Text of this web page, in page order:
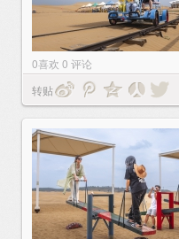
0喜欢 0 评论
转贴